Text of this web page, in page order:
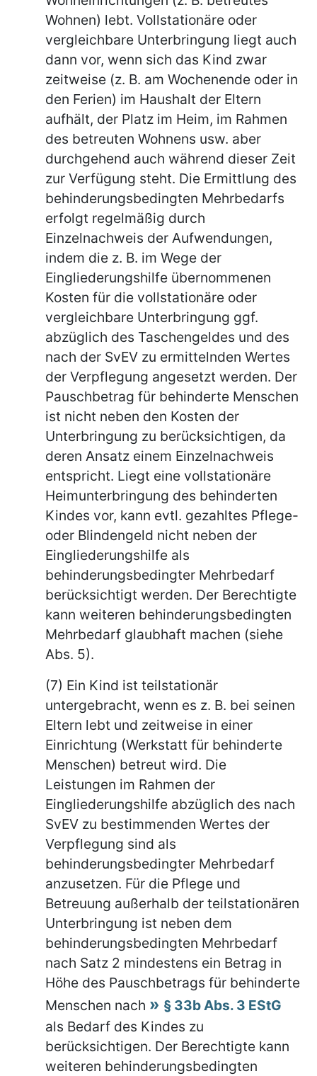
Wohnen) lebt. Vollstationäre oder
vergleichbare Unterbringung liegt auch
dann vor, wenn sich das Kind zwar
zeitweise (z. B. am Wochenende oder in
den Ferien) im Haushalt der Eltern
aufhält, der Platz im Heim, im Rahmen
des betreuten Wohnens usw. aber
durchgehend auch während dieser Zeit
zur Verfügung steht. Die Ermittlung des
behinderungsbedingten Mehrbedarfs
erfolgt regelmäßig durch
Einzelnachweis der Aufwendungen,
indem die z. B. im Wege der
Eingliederungshilfe übernommenen
Kosten für die vollstationäre oder
vergleichbare Unterbringung ggf.
abzüglich des Taschengeldes und des
nach der SvEV zu ermittelnden Wertes
der Verpflegung angesetzt werden. Der
Pauschbetrag für behinderte Menschen
ist nicht neben den Kosten der
Unterbringung zu berücksichtigen, da
deren Ansatz einem Einzelnachweis
entspricht. Liegt eine vollstationäre
Heimunterbringung des behinderten
Kindes vor, kann evtl. gezahltes Pflege-
oder Blindengeld nicht neben der
Eingliederungshilfe als
behinderungsbedingter Mehrbedarf
berücksichtigt werden. Der Berechtigte
kann weiteren behinderungsbedingten
Mehrbedarf glaubhaft machen (siehe
Abs. 5).
(7) Ein Kind ist teilstationär
untergebracht, wenn es z. B. bei seinen
Eltern lebt und zeitweise in einer
Einrichtung (Werkstatt für behinderte
Menschen) betreut wird. Die
Leistungen im Rahmen der
Eingliederungshilfe abzüglich des nach
SvEV zu bestimmenden Wertes der
Verpflegung sind als
behinderungsbedingter Mehrbedarf
anzusetzen. Für die Pflege und
Betreuung außerhalb der teilstationären
Unterbringung ist neben dem
behinderungsbedingten Mehrbedarf
nach Satz 2 mindestens ein Betrag in
Höhe des Pauschbetrags für behinderte
Menschen nach
§ 33b Abs. 3 EStG
als Bedarf des Kindes zu
berücksichtigen. Der Berechtigte kann
weiteren behinderungsbedingten